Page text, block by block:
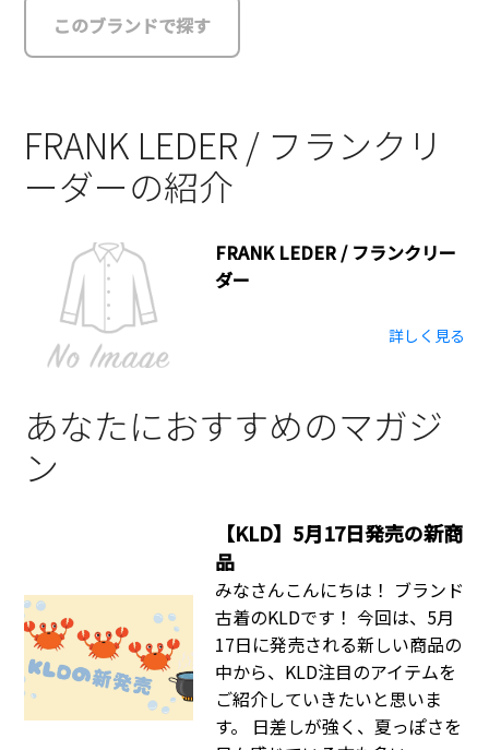
このブランドで探す
FRANK LEDER / フランクリ
ーダーの紹介
FRANK LEDER / フランクリー
ダー
詳しく見る
あなたにおすすめのマガジ
ン
【KLD】5月17日発売の新商
品
みなさんこんにちは！ ブランド
古着のKLDです！ 今回は、5月
17日に発売される新しい商品の
中から、KLD注目のアイテムを
ご紹介していきたいと思いま
す。 日差しが強く、夏っぽさを